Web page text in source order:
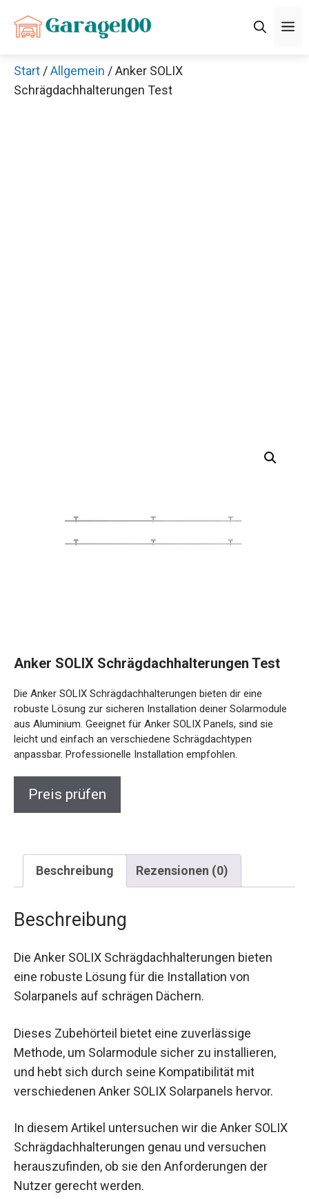
Inhalt
Start /Allgemein / Anker SOLIX
Schrägdachhalterungen Test
Anker SOLIX Schrägdachhalterungen Test
Die Anker SOLIX Schrägdachhalterungen bieten dir eine
robuste Lösung zur sicheren Installation deiner Solarmodule
aus Aluminium. Geeignet für Anker SOLIX Panels, sind sie
leicht und einfach an verschiedene Schrägdachtypen
anpassbar. Professionelle Installation empfohlen.
Preis prüfen
Beschreibung Rezensionen (0)
Beschreibung
Die Anker SOLIX Schrägdachhalterungen bieten
eine robuste Lösung für die Installation von
Solarpanels auf schrägen Dächern.
Dieses Zubehörteil bietet eine zuverlässige
Methode, um Solarmodule sicher zu installieren,
und hebt sich durch seine Kompatibilität mit
verschiedenen Anker SOLIX Solarpanels hervor.
In diesem Artikel untersuchen wir die Anker SOLIX
Schrägdachhalterungen genau und versuchen
herauszufinden, ob sie den Anforderungen der
Nutzer gerecht werden.